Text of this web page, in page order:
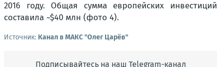
2016 году. Общая сумма европейских инвестиций
составила ~$40 млн (фото 4).
Источник: Канал в МАКС "Олег Царёв"
Подписывайтесь на наш Telegram-канал